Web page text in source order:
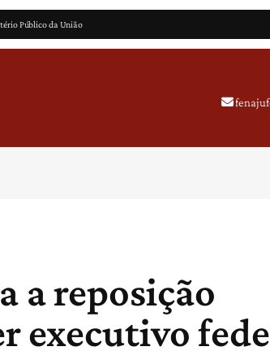
Público da União
a reposição
executivo